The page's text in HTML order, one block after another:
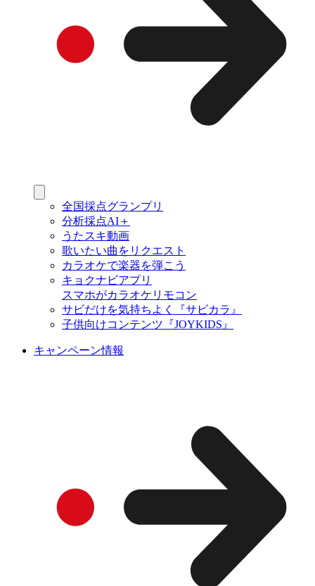
全国採点グランプリ
分析採点AI＋
うたスキ動画
歌いたい曲をリクエスト
カラオケで楽器を弾こう
キョクナビアプリ
スマホがカラオケリモコン
サビだけを気持ちよく『サビカラ』
子供向けコンテンツ『JOYKIDS』
キャンペーン情報